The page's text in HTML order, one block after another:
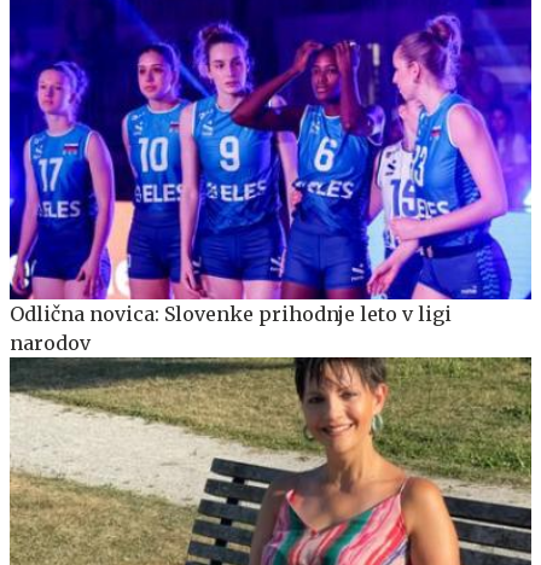
Odlična novica: Slovenke prihodnje leto v ligi
narodov